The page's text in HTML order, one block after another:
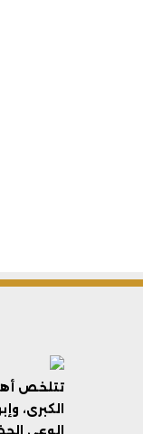
تتلخص
الكبرى،
الوعي